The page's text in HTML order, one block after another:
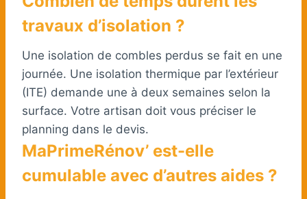
travaux d’isolation ?
Une isolation de combles perdus se fait en une
journée. Une isolation thermique par l’extérieur
(ITE) demande une à deux semaines selon la
surface. Votre artisan doit vous préciser le
planning dans le devis.
MaPrimeRénov’ est-elle
cumulable avec d’autres aides ?